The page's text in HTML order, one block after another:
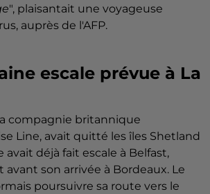
", plaisantait une voyageuse
auprès de l'AFP.
escale prévue à La
compagnie britannique
Line, avait quitté les îles Shetland
avait déjà fait escale à Belfast,
avant son arrivée à Bordeaux. Le
poursuivre sa route vers le